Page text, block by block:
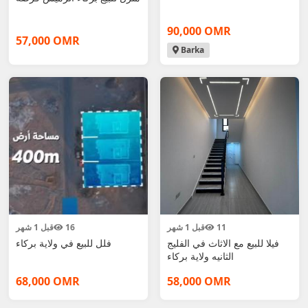
57,000 OMR
90,000 OMR
Barka
قبل 1 شهر 16
فلل للبيع في ولاية بركاء
68,000 OMR
قبل 1 شهر 11
فيلا للبيع مع الاثاث في الفليج
الثانيه ولاية بركاء
58,000 OMR